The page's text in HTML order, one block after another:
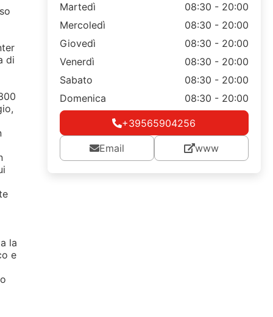
di
la
e
Martedì
08:30 - 20:00
Mercoledì
08:30 - 20:00
Giovedì
08:30 - 20:00
Venerdì
08:30 - 20:00
Sabato
08:30 - 20:00
Domenica
08:30 - 20:00
+39565904256
Email www